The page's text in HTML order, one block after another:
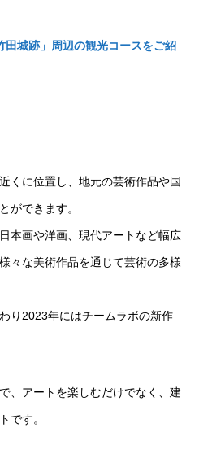
田城跡」周辺の観光コースをご紹
くに位置し、地元の芸術作品や国
ができます。
本画や洋画、現代アートなど幅広
々な美術作品を通じて芸術の多様
り2023年にはチームラボの新作
、アートを楽しむだけでなく、建
です。